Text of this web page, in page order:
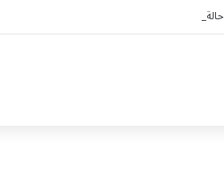
حالة الطقس المتوقعة ليوم الجمعة